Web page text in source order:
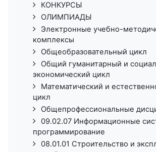
КОНКУРСЫ
ОЛИМПИАДЫ
Электронные учебно-
комплексы
Общеобразовательный цикл
Общий гуманитарный и
экономический цикл
Математический и
цикл
Общепрофессиональные
09.02.07 Информационные
программирование
08.01.01 Строительство и